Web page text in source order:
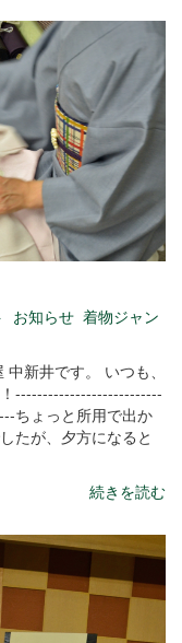
お知らせ 着物ジャン
新井です。 いつも、
---------------------------
ちょっと所用で出か
たが、夕方になると
続きを読む